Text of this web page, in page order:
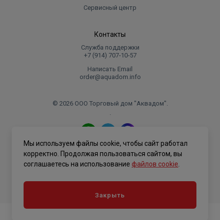
Сервисный центр
Контакты
Служба поддержки
+7 (914) 707‑10‑57
Написать Email
order@aquadom.info
© 2026 ООО Торговый дом "Аквадом".
.
Политика конфиденциальности
Мы используем файлы cookie, чтобы сайт работал
корректно. Продолжая пользоваться сайтом, вы
соглашаетесь на использование файлов cookie
Закрыть